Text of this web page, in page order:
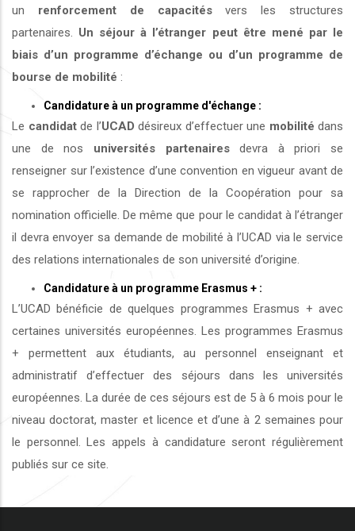
un renforcement de capacitésvers les structures
partenaires. Un séjour à l’étranger peut être mené par le
biais d’un programme d’échange ou d’un programme de
bourse de mobilité :
Candidature à un programme d'échange :
Le candidatde l’UCAD désireux d’effectuer une mobilité dans
une de nos universités partenairesdevra à priori se
renseigner sur l’existence d’une convention en vigueur avant de
se rapprocher de la Direction de la Coopération pour sa
nomination officielle. De même que pour le candidat à l’étranger
il devra envoyer sa demande de mobilité à l’UCAD via le service
des relations internationales de son université d’origine.
Candidature à un programme Erasmus + :
L’UCAD bénéficie de quelques programmes Erasmus + avec
certaines universités européennes. Les programmes Erasmus
+ permettent aux étudiants, au personnel enseignant et
administratif d’effectuer des séjours dans les universités
européennes. La durée de ces séjours est de 5 à 6 mois pour le
niveau doctorat, master et licence et d’une à 2 semaines pour
le personnel. Les appels à candidature seront régulièrement
publiés sur ce site.